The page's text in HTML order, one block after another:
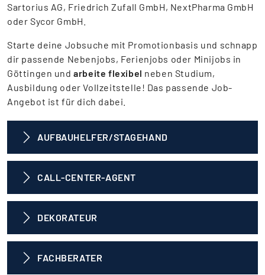
Sartorius AG, Friedrich Zufall GmbH, NextPharma GmbH
oder Sycor GmbH.
Starte deine Jobsuche mit Promotionbasis und schnapp
dir passende Nebenjobs, Ferienjobs oder Minijobs in
Göttingen undarbeite flexibel neben Studium,
Ausbildung oder Vollzeitstelle! Das passende Job-
Angebot ist für dich dabei.
AUFBAUHELFER/STAGEHAND
CALL-CENTER-AGENT
DEKORATEUR
FACHBERATER